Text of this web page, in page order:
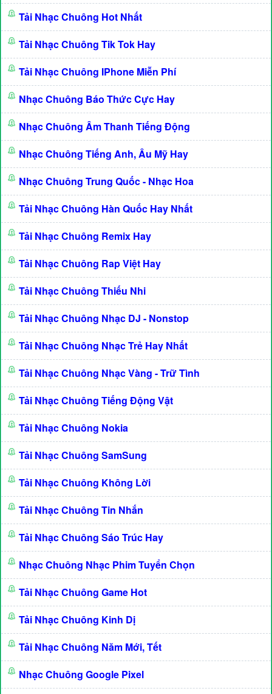
Tải Nhạc Chuông Hot Nhất
Tải Nhạc Chuông Tik Tok Hay
Tải Nhạc Chuông IPhone Miễn Phí
Nhạc Chuông Báo Thức Cực Hay
Nhạc Chuông Âm Thanh Tiếng Động
Nhạc Chuông Tiếng Anh, Âu Mỹ Hay
Nhạc Chuông Trung Quốc - Nhạc Hoa
Tải Nhạc Chuông Hàn Quốc Hay Nhất
Tải Nhạc Chuông Remix Hay
Tải Nhạc Chuông Rap Việt Hay
Tải Nhạc Chuông Thiếu Nhi
Tải Nhạc Chuông Nhạc DJ - Nonstop
Tải Nhạc Chuông Nhạc Trẻ Hay Nhất
Tải Nhạc Chuông Nhạc Vàng - Trữ Tình
Tải Nhạc Chuông Tiếng Động Vật
Tải Nhạc Chuông Nokia
Tải Nhạc Chuông SamSung
Tải Nhạc Chuông Không Lời
Tải Nhạc Chuông Tin Nhắn
Tải Nhạc Chuông Sáo Trúc Hay
Nhạc Chuông Nhạc Phim Tuyển Chọn
Tải Nhạc Chuông Game Hot
Tải Nhạc Chuông Kinh Dị
Tải Nhạc Chuông Năm Mới, Tết
Nhạc Chuông Google Pixel